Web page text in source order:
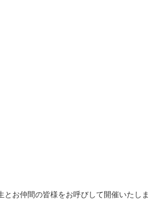
お仲間の皆様をお呼びして開催いたしま